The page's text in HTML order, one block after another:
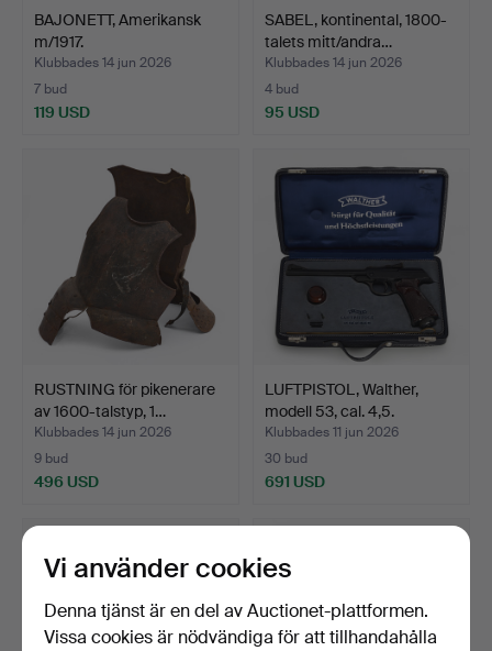
BAJONETT, Amerikansk
m/1917.
Klubbades 14 jun 2026
7 bud
119 USD
SABEL, kontinental, 1800-
talets mitt/andra…
Klubbades 14 jun 2026
4 bud
95 USD
RUSTNING för pikenerare
av 1600-talstyp, 1…
Klubbades 14 jun 2026
9 bud
496 USD
LUFTPISTOL, Walther,
modell 53, cal. 4,5.
Klubbades 11 jun 2026
30 bud
691 USD
Vi använder cookies
Denna tjänst är en del av Auctionet-plattformen.
Vissa cookies är nödvändiga för att tillhandahålla